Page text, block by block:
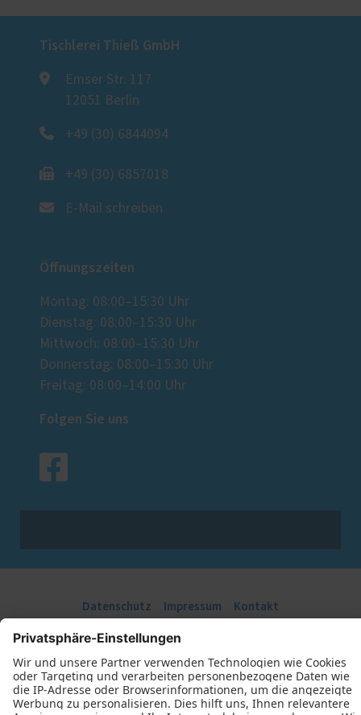
Tischlerei Thieß GmbH
Emser Str. 117
12051 Berlin
+49 (30) 6844094
+49 (30) 6857018
E-Mail schreiben
Öffnungszeiten
Montag: 08:00–15:30 Uhr
Dienstag: 08:00–15:30 Uhr
Mittwoch: 08:00–15:30 Uhr
Donnerstag: 08:00–15:30 Uhr
Freitag: 08:00–14:00 Uhr
Folgen Sie uns
Datenschutz Impressum
Kontakt
Tischlerei Thieß GmbH © 2026